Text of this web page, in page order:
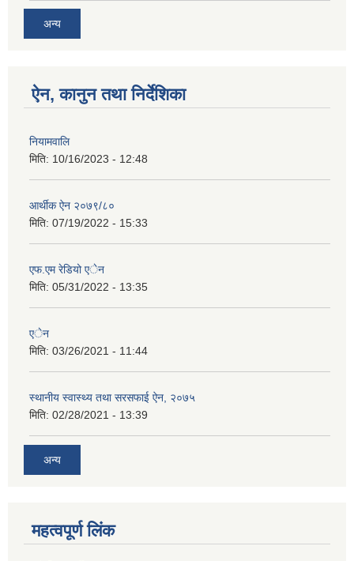
अन्य
ऐन, कानुन तथा निर्देशिका
नियामवालि
मिति: 10/16/2023 - 12:48
आर्थीक ऐन २०७९/८०
मिति: 07/19/2022 - 15:33
एफ.एम रेडियो एेन
मिति: 05/31/2022 - 13:35
एेन
मिति: 03/26/2021 - 11:44
स्थानीय स्वास्थ्य तथा सरसफाई ऐन, २०७५
मिति: 02/28/2021 - 13:39
अन्य
महत्वपूर्ण लिंक